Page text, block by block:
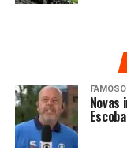
Novas